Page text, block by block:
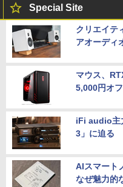
Special Site
クリエイテ
アオーディ
マウス、
5,000円オ
iFi audio主
3」に迫る
AIスマート
なぜ魅力的